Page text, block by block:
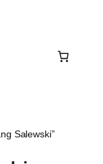
Salewski”